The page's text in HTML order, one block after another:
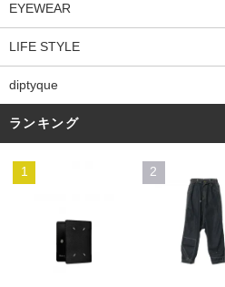
EYEWEAR
LIFE STYLE
diptyque
ランキング
1 2